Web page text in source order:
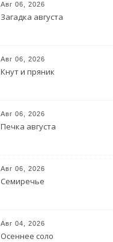
Авг 06, 2026
Загадка августа
Авг 06, 2026
Кнут и пряник
Авг 06, 2026
Печка августа
Авг 06, 2026
Семиречье
Авг 04, 2026
Осеннее соло